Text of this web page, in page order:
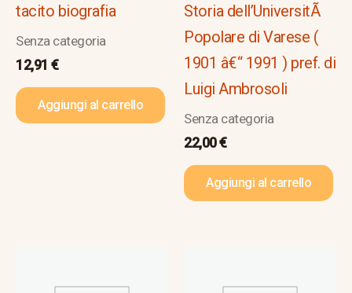
tacito biografia
Senza categoria
12,91 €
Aggiungi al carrello
Storia dell’UniversitÃ
Popolare di Varese (
1901 â€“ 1991 ) pref. di
Luigi Ambrosoli
Senza categoria
22,00€
Aggiungi al carrello